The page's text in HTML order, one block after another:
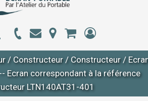
/ Constructeur / Constructeur /
Ecran correspondant à la référence
LTN140AT31-401